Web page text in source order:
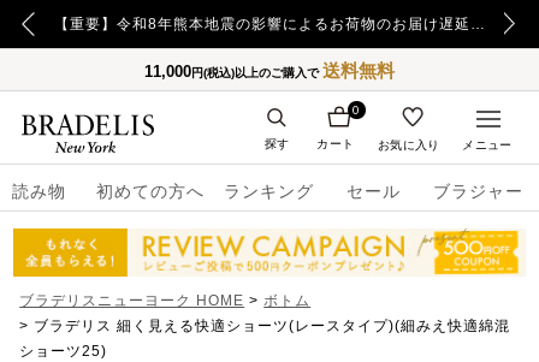
【重要】令和8年熊本地震の影響によるお荷物のお届け遅延について
11,000円(税込)以上のご購入で送料無料
読み物 初めての方へ ランキング セール ブラジャー
カート
0
お気に入り
探す メニュー
ブラデリスニューヨーク HOME
ボトム
ブラデリス 細く見える快適ショーツ(レースタイプ)(細みえ快適綿混
ショーツ25)